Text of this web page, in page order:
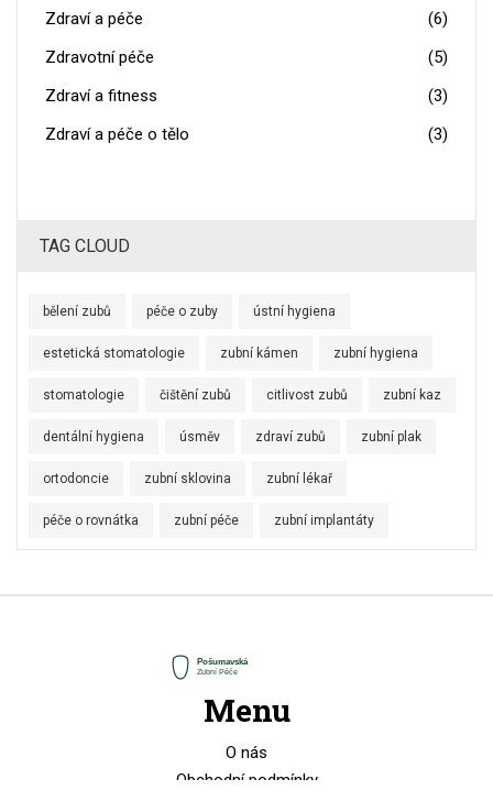
Zdraví a péče
(6)
Zdravotní péče
(5)
Zdraví a fitness
(3)
Zdraví a péče o tělo
(3)
TAG CLOUD
bělení zubů péče o zuby ústní hygiena
estetická stomatologie zubní kámen zubní hygiena
stomatologie čištění zubů citlivost zubů zubní kaz
dentální hygiena úsměv zdraví zubů zubní plak
ortodoncie zubní sklovina zubní lékař
péče o rovnátka zubní péče zubní implantáty
Menu
O nás
Obchodní podmínky